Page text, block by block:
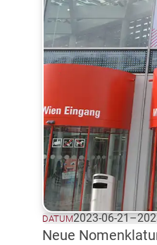
DATUM2023-06-21–
Neue